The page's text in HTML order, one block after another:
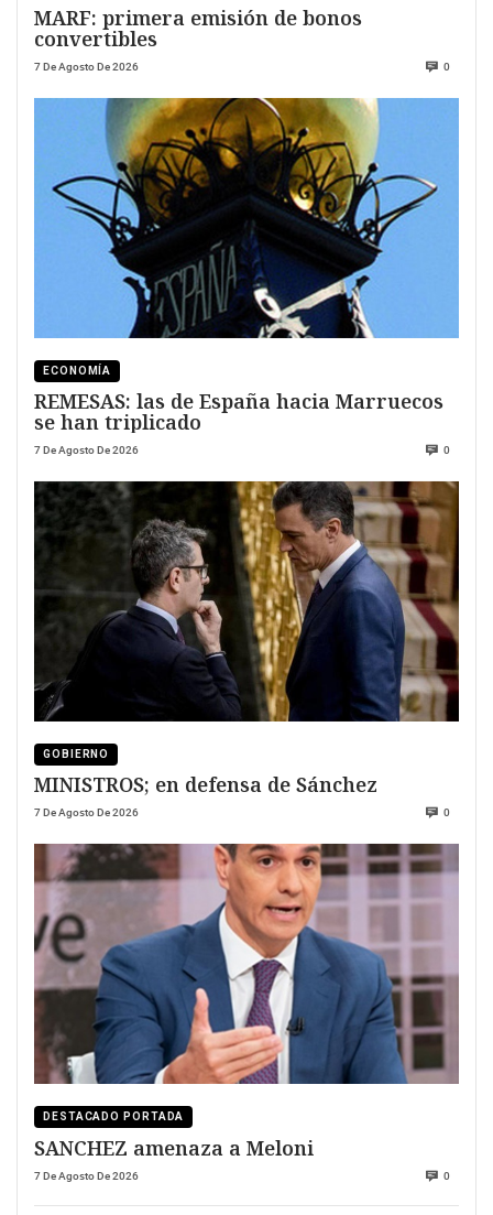
MARF: primera emisión de bonos
convertibles
7 De Agosto De 2026 0
ECONOMÍA
REMESAS: las de España hacia Marruecos
se han triplicado
7 De Agosto De 2026 0
GOBIERNO
MINISTROS; en defensa de Sánchez
7 De Agosto De 2026 0
DESTACADO PORTADA
SANCHEZ amenaza a Meloni
7 De Agosto De 2026 0